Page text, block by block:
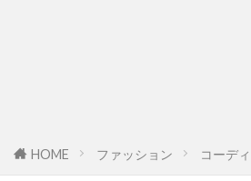
HOME ファッション コーデ